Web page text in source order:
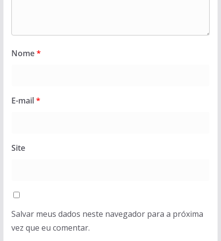
Nome*
E-mail*
Site
Salvar meus dados neste navegador para a próxima
vez que eu comentar.